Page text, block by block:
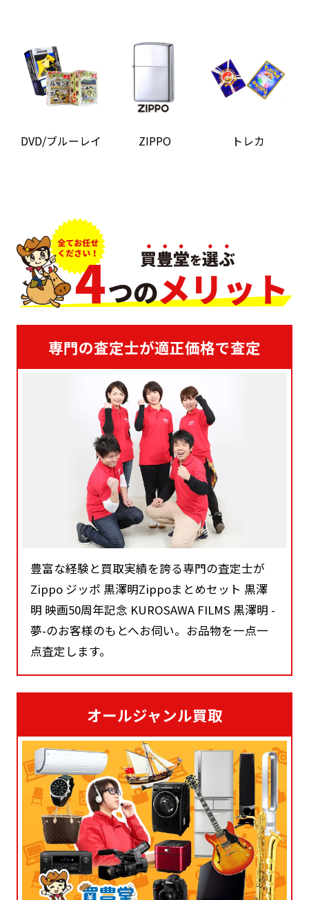
DVD/ブルーレイ ZIPPO トレカ
専門の査定士が適正価格で査定
豊富な経験と買取実績を誇る専門の査定士が
Zippo ジッポ 黒澤明Zippoまとめセット 黒澤
明 映画50周年記念 KUROSAWA FILMS 黒澤明 -
夢-のお客様のもとへお伺い。お品物を一点一
点査定します。
オールジャンル買取